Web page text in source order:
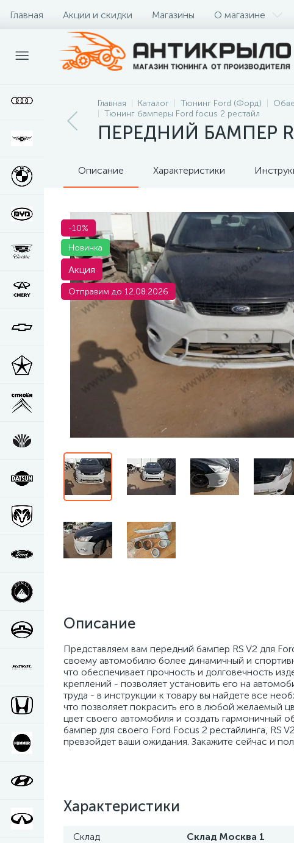
Главная Акции и скидки Магазины О магазине
Главная Каталог Тюнинг Ford (Форд)
Тюнинг бамперы Ford focus 2 рестайл
ПЕРЕДНИЙ БАМПЕР
Описание Характеристики
-10%
Новинка
Акция
Отправим до 12.08.2026
Описание
Представляем вам передний бампер RS V2 для
своему автомобилю более динамичный и
что обеспечивает прочность и долговечность
креплений - позволяет установить его на
труда - в инструкции к товару вы найдете все
что позволяет покрасить его в любой желаемый
цвет своего автомобиля и создать гармоничный
бампер для своего Ford Focus 2 рестайлинга, RS
превзойдет ваши ожидания. Закажите сейчас и
Характеристики
Склад
Склад Москва 1